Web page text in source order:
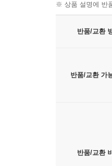
※ 상품 설명에 반
반품/교환
반품/교환 가
반품/교환